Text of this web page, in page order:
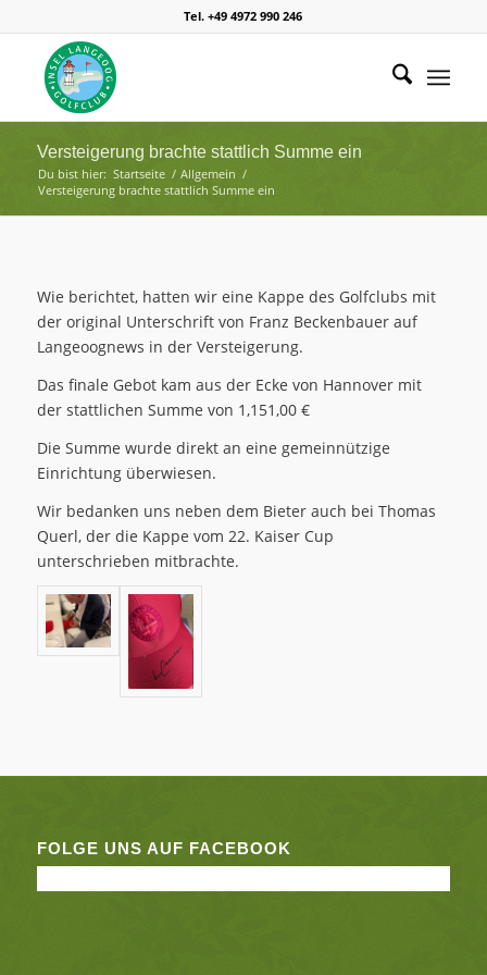
Tel. +49 4972 990 246
Versteigerung brachte stattlich Summe ein
Du bist hier: Startseite / Allgemein /
Versteigerung brachte stattlich Summe ein
Wie berichtet, hatten wir eine Kappe des Golfclubs mit
der original Unterschrift von Franz Beckenbauer auf
Langeoognews in der Versteigerung.
Das finale Gebot kam aus der Ecke von Hannover mit
der stattlichen Summe von 1,151,00 €
Die Summe wurde direkt an eine gemeinnützige
Einrichtung überwiesen.
Wir bedanken uns neben dem Bieter auch bei Thomas
Querl, der die Kappe vom 22. Kaiser Cup
unterschrieben mitbrachte.
FOLGE UNS AUF FACEBOOK